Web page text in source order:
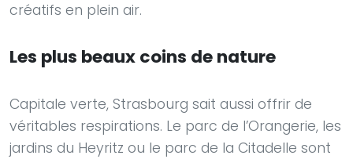
créatifs en plein air.
Les plus beaux coins de nature
Capitale verte, Strasbourg sait aussi offrir de
véritables respirations. Le parc de l’Orangerie, les
jardins du Heyritz ou le parc de la Citadelle sont